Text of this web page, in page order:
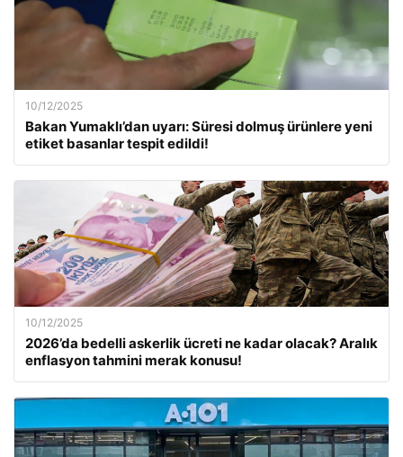
10/12/2025
Bakan Yumaklı’dan uyarı: Süresi dolmuş ürünlere yeni
etiket basanlar tespit edildi!
10/12/2025
2026’da bedelli askerlik ücreti ne kadar olacak? Aralık
enflasyon tahmini merak konusu!